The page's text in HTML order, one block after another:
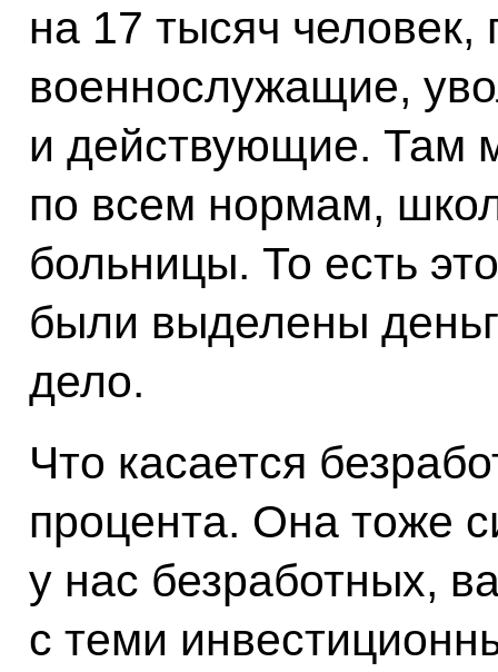
на 17 тысяч человек,
военнослужащие,
и действующие. Там
по всем нормам,
больницы. То есть
были выделены
дело.
Что касается
процента. Она тоже
у нас безработных,
с теми